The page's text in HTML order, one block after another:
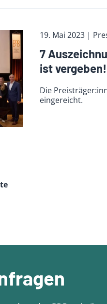
19. Mai 2023 |
7
ist vergeben!
Die
eingereicht.